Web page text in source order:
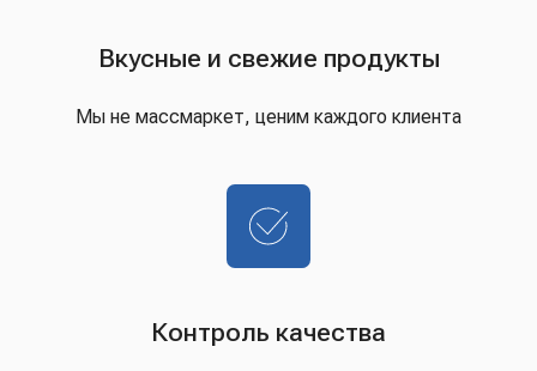
Вкусные и свежие продукты
Мы не массмаркет, ценим каждого клиента
Контроль качества